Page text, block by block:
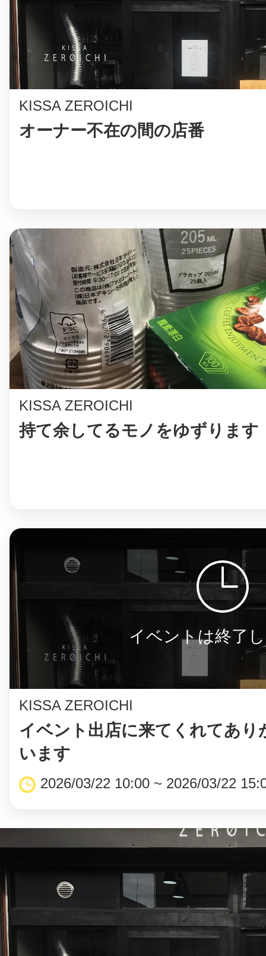
KISSA ZEROICHI
オーナー不在の間の店番
KISSA ZEROICHI
持て余してるモノをゆずります
イベントは終了
KISSA ZEROICHI
イベント出店に来てくれてあり
います
2026/03/22 10:00 ~ 2026/03/22
まちのコイン
お知らせ
ヘルプ
©︎ KAYAC Inc.All